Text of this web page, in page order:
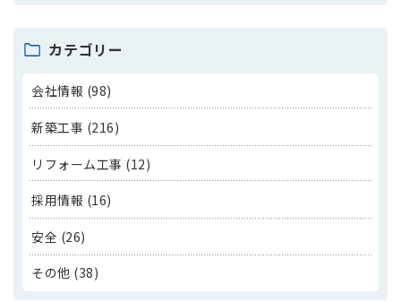
カテゴリー
会社情報 (98)
新築工事 (216)
リフォーム工事 (12)
採用情報 (16)
安全 (26)
その他 (38)